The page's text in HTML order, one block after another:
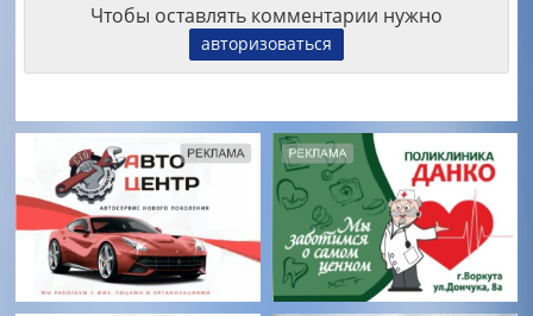
Чтобы оставлять комментарии нужно
авторизоваться